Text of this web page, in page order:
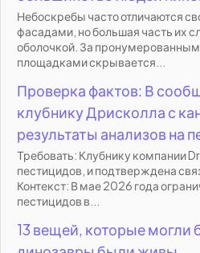
Небоскребы часто отличаются
фасадами, но большая часть их
оболочкой. За
площадками скрывается...
Проверка фактов: В
клубнику Дрисколла с
результаты анализов на
Требовать: Клубнику компании
пестицидов, и подтверждена
Контекст: В мае 2026 года
пестицидов в...
13 вещей, которые могли